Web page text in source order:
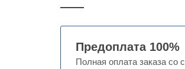
Предоплата 100%
Полная оплата заказа со